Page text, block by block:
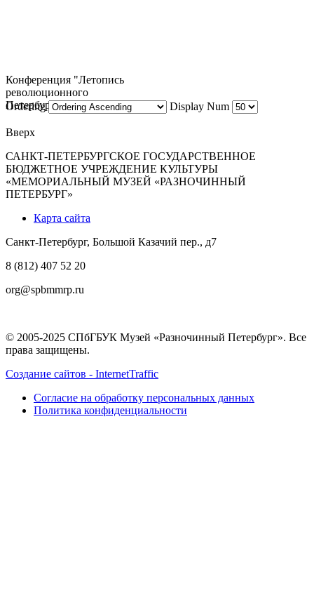
Конференция "Летопись
революционного
Петербурга"
Ordering Display Num
Вверх
САНКТ-ПЕТЕРБУРГСКОЕ ГОСУДАРСТВЕННОЕ
БЮДЖЕТНОЕ УЧРЕЖДЕНИЕ КУЛЬТУРЫ
«МЕМОРИАЛЬНЫЙ МУЗЕЙ «РАЗНОЧИННЫЙ
ПЕТЕРБУРГ»
Карта сайта
Санкт-Петербург, Большой Казачий пер., д7
8 (812) 407 52 20
org@spbmmrp.ru
© 2005-2025 СПбГБУК Музей «Разночинный Петербург». Все
права защищены.
Создание сайтов - InternetTraffic
Согласие на обработку персональных данных
Политика конфиденциальности